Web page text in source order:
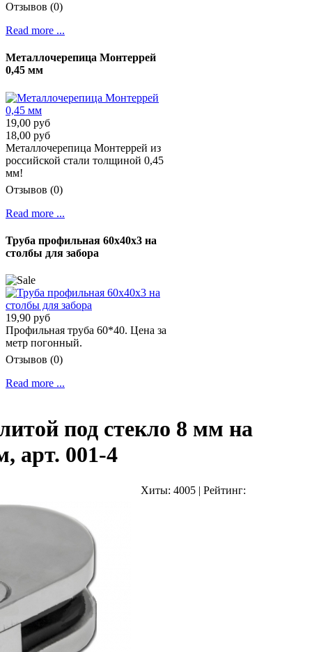
Отзывов (0)
Read more ...
Металлочерепица Монтеррей
0,45 мм
19,00 руб
18,00 руб
Металлочерепица Монтеррей из
российской стали толщиной 0,45
мм!
Отзывов (0)
Read more ...
Труба профильная 60х40х3 на
столбы для забора
19,90 руб
Профильная труба 60*40. Цена за
метр погонный.
Отзывов (0)
Read more ...
под стекло 8 мм на
арт. 001-4
Хиты: 4005 | Рейтинг: